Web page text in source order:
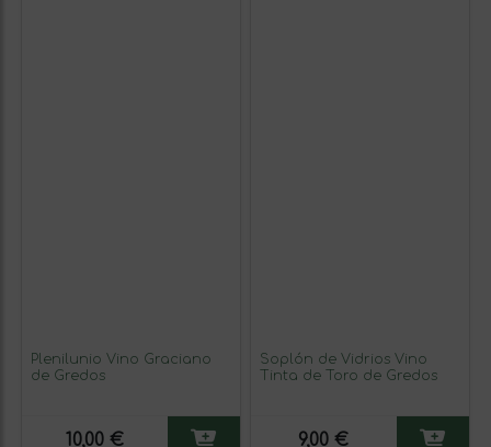
Plenilunio Vino Graciano
de Gredos
10,00 €
Soplón de Vidrios Vino
Tinta de Toro de Gredos
9,00 €